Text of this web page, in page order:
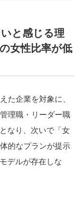
と感じる理
女性比率が低
た企業を対象に、
理職・リーダー職
なり、次いで「女
的なプランが提示
デルが存在しな